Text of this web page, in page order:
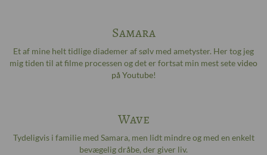
Samara
Et af mine helt tidlige diademer af sølv med ametyster. Her tog jeg
mig tiden til at filme processen og det er fortsat min mest setevideo
på Youtube!
Wave
Tydeligvis i familie med Samara, men lidt mindre og med en enkelt
bevægelig dråbe, der giver liv.